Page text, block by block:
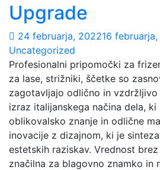
Upgrade
24 februarja, 202216
Uncategorized
Profesionalni pripomočki za
za lase, strižniki, ščetke so
zagotavljajo odlično in vzdržljivo
izraz italijanskega načina dela, ki
oblikovalsko znanje in odlične
inovacije z dizajnom, ki je
estetskih raziskav. Vrednost
značilna za blagovno znamko in